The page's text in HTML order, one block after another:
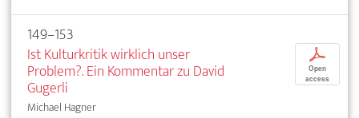
149–153
Ist Kulturkritik wirklich unser
Problem?. Ein Kommentar zu David
Gugerli
Michael Hagner
p
Open
access